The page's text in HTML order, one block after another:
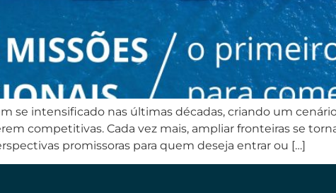
se intensificado nas últimas décadas, criando um
competitivas. Cada vez mais, ampliar fronteiras se
promissoras para quem deseja entrar ou […]